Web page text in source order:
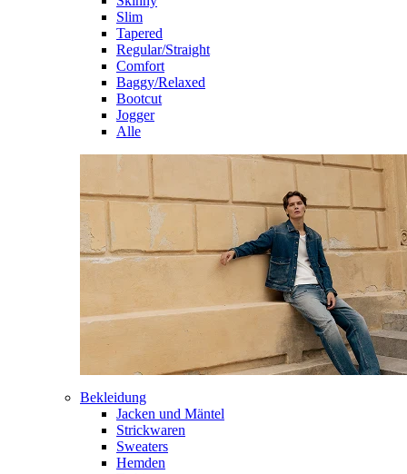
Slim
Tapered
Regular/Straight
Comfort
Baggy/Relaxed
Bootcut
Jogger
Alle
Bekleidung
Jacken und Mäntel
Strickwaren
Sweaters
Hemden